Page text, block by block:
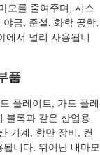
모를 줄여주며, 시스
금, 준설, 화학 공학,
에서 널리 사용됩니
품
플레이트, 가드 플레
블록과 같은 산업용
기계, 항만 장비, 컨
니다. 뛰어난 내마모